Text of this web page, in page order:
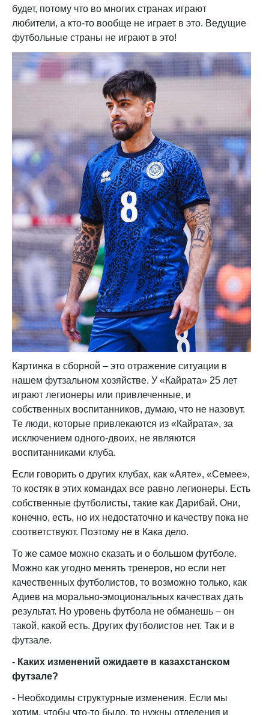
будет, потому что во многих странах играют
любители, а кто-то вообще не играет в это. Ведущие
футбольные страны не играют в это!
Картинка в сборной – это отражение ситуации в
нашем футзальном хозяйстве. У «Кайрата» 25 лет
играют легионеры или привлеченные, и
собственных воспитанников, думаю, что не назовут.
Те люди, которые привлекаются из «Кайрата», за
исключением одного-двоих, не являются
воспитанниками клуба.
Если говорить о других клубах, как «Аяте», «Семее»,
то костяк в этих командах все равно легионеры. Есть
собственные футболисты, такие как Дарибай. Они,
конечно, есть, но их недостаточно и качеству пока не
соответствуют. Поэтому не в Кака дело.
То же самое можно сказать и о большом футболе.
Можно как угодно менять тренеров, но если нет
качественных футболистов, то возможно только, как
Адиев на морально-эмоциональных качествах дать
результат. Но уровень футбола не обманешь – он
такой, какой есть. Других футболистов нет. Так и в
футзале.
- Каких изменений ожидаете в казахстанском
футзале?
- Необходимы структурные изменения. Если мы
хотим, чтобы что-то было, то нужны отделения и